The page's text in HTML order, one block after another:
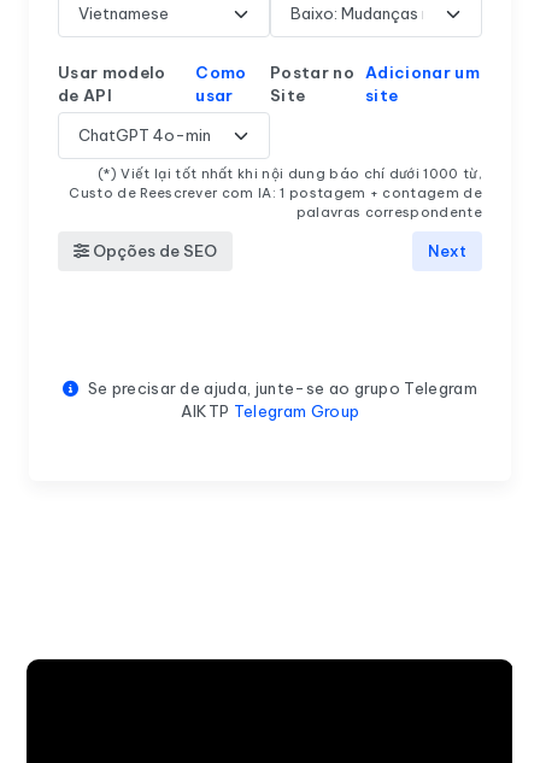
Usar modelo
de API
Como
usar
Postar no
Site
Adicionar um
site
(*) Viết lại tốt nhất khi nội dung báo chí dưới 1000 từ,
Custo de Reescrever com IA: 1 postagem + contagem de
palavras correspondente
Opções de SEO Next
Se precisar de ajuda, junte-se ao grupo Telegram
AIKTP Telegram Group